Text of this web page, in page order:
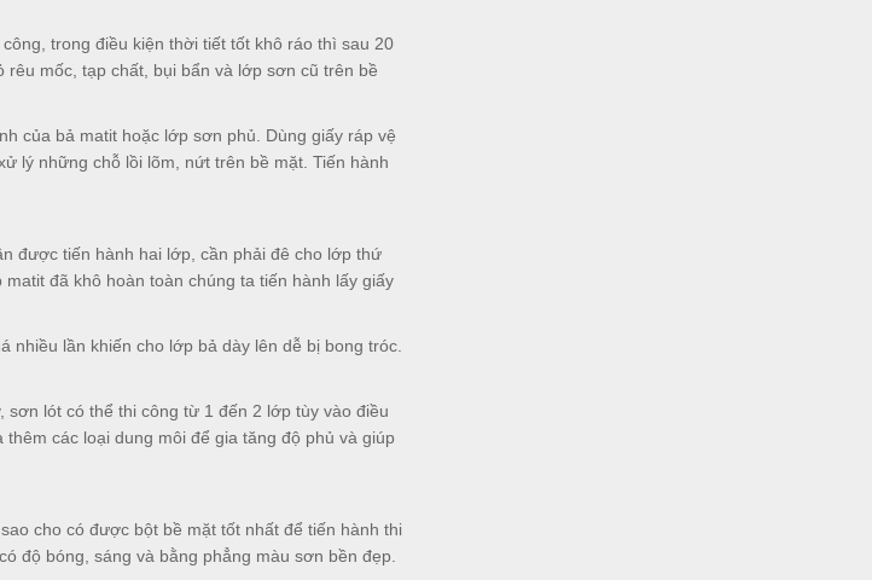
trong điều kiện thời tiết tốt khô ráo thì sau 20
mốc, tạp chất, bụi bẩn và lớp sơn cũ trên bề
của bả matit hoặc lớp sơn phủ. Dùng giấy ráp vệ
lý những chỗ lồi lõm, nứt trên bề mặt. Tiến hành
được tiến hành hai lớp, cần phải đê cho lớp thứ
đã khô hoàn toàn chúng ta tiến hành lấy giấy
nhiều lần khiến cho lớp bả dày lên dễ bị bong tróc.
lót có thể thi công từ 1 đến 2 lớp tùy vào điều
các loại dung môi để gia tăng độ phủ và giúp
cho có được bột bề mặt tốt nhất để tiến hành thi
độ bóng, sáng và bằng phẳng màu sơn bền đẹp.